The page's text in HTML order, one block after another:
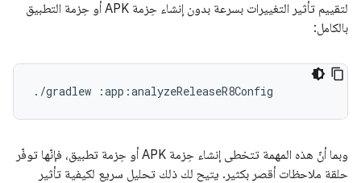
لتقييم تأثير التغييرات بسرعة بدون إنشاء حِزمة APK أو حِزمة التطبيق
بالكامل:
./gradlew
وبما أنّ هذه المهمة تتخطى إنشاء حِزمة APK أو حِزمة تطبيق، فإنّها توفّر
حلقة ملاحظات أقصر بكثير. يتيح لك ذلك تحليل سريع لكيفية تأثير